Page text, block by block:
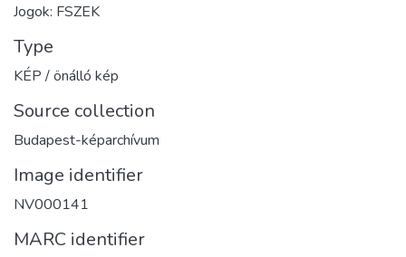
Jogok: FSZEK
Type
KÉP / önálló kép
Source collection
Budapest-képarchívum
Image identifier
NV000141
MARC identifier